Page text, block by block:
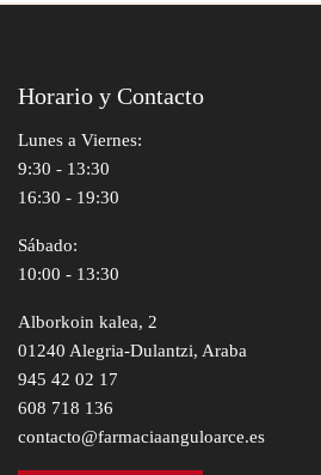
Horario y Contacto
Lunes a Viernes:
9:30 - 13:30
16:30 - 19:30
Sábado:
10:00 - 13:30
Alborkoin kalea, 2
01240 Alegria-Dulantzi, Araba
945 42 02 17
608 718 136
contacto@farmaciaanguloarce.es